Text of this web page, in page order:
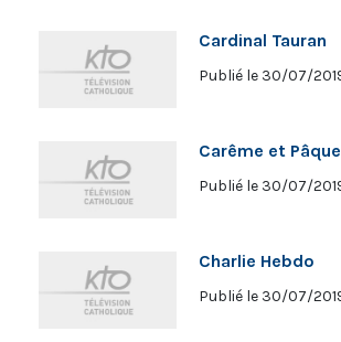
Cardinal Tauran
Publié le 30/07/
Carême et
Publié le 30/07/
Charlie Hebdo
Publié le 30/07/